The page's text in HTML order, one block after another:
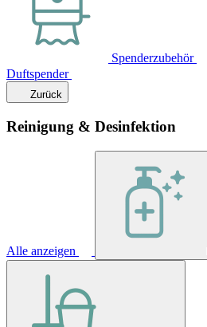
Spenderzubehör
Duftspender
Zurück
Reinigung & Desinfektion
Alle anzeigen